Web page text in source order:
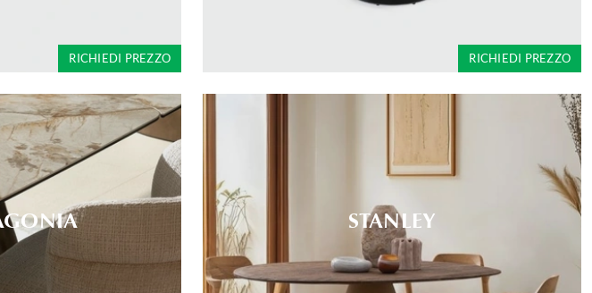
RICHIEDI PREZZO RICHIEDI PREZZO
STANLEY